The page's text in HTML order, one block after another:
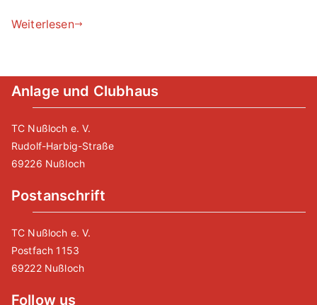
Weiterlesen
Anlage und Clubhaus
TC Nußloch e. V.
Rudolf-Harbig-Straße
69226 Nußloch
Postanschrift
TC Nußloch e. V.
Postfach 1153
69222 Nußloch
Follow us